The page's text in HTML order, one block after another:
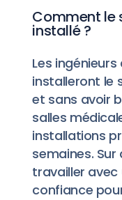
Comment
installé ?
Les
installeront le
et sans avoir
salles
installations
semaines.
travailler avec
confiance